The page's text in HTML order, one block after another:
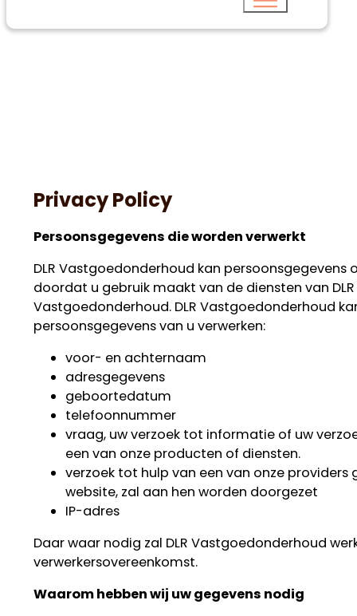
Privacy Policy
Persoonsgegevens die worden verwerkt
DLR Vastgoedonderhoud kan persoonsgegevens
doordat u gebruik maakt van de diensten van DLR
Vastgoedonderhoud. DLR Vastgoedonderhoud
persoonsgegevens van u verwerken:
voor- en achternaam
adresgegevens
geboortedatum
telefoonnummer
vraag, uw verzoek tot informatie of uw
een van onze producten of diensten.
verzoek tot hulp van een van onze providers
website, zal aan hen worden doorgezet
IP-adres
Daar waar nodig zal DLR Vastgoedonderhoud
verwerkersovereenkomst.
Waarom hebben wij uw gegevens nodig